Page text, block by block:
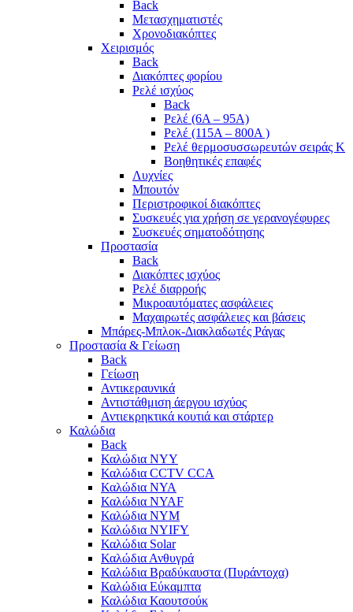
Back
Μετασχηματιστές
Χρονοδιακόπτες
Χειρισμός
Back
Διακόπτες φορίου
Ρελέ ισχύος
Back
Ρελέ (6A – 95A)
Ρελέ (115A – 800A )
Ρελέ θερμοσυσσωρευτών σειράς Κ
Βοηθητικές επαφές
Λυχνίες
Μπουτόν
Περιστροφικοί διακόπτες
Συσκευές για χρήση σε γερανογέφυρες
Συσκευές σηματοδότησης
Προστασία
Back
Διακόπτες ισχύος
Ρελέ διαρροής
Μικροαυτόματες ασφάλειες
Μαχαιρωτές ασφάλειες και βάσεις
Μπάρες-Μπλοκ-Διακλαδωτές Ράγας
Προστασία & Γείωση
Back
Γείωση
Αντικεραυνικά
Αντιστάθμιση άεργου ισχύος
Αντιεκρηκτικά κουτιά και στάρτερ
Καλώδια
Back
Καλώδια NYY
Καλώδια CCTV CCA
Καλώδια NYA
Καλώδια NYAF
Καλώδια NYΜ
Καλώδια ΝΥΙFY
Καλώδια Solar
Καλώδια Ανθυγρά
Καλώδια Βραδύκαυστα (Πυράντοχα)
Καλώδια Εύκαμπτα
Καλώδια Καουτσούκ